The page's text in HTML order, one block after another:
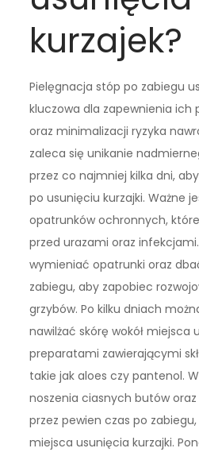
kurzajek?
Pielęgnacja stóp po zabiegu
kluczowa dla zapewnienia ich
oraz minimalizacji ryzyka
zaleca się unikanie
przez co najmniej kilka dni,
po usunięciu kurzajki. Ważne
opatrunków ochronnych,
przed urazami oraz
wymieniać opatrunki oraz
zabiegu, aby zapobiec
grzybów. Po kilku dniach
nawilżać skórę wokół miejsca
preparatami zawierającymi
takie jak aloes czy pantenol.
noszenia ciasnych butów
przez pewien czas po
miejsca usunięcia kurzajki.